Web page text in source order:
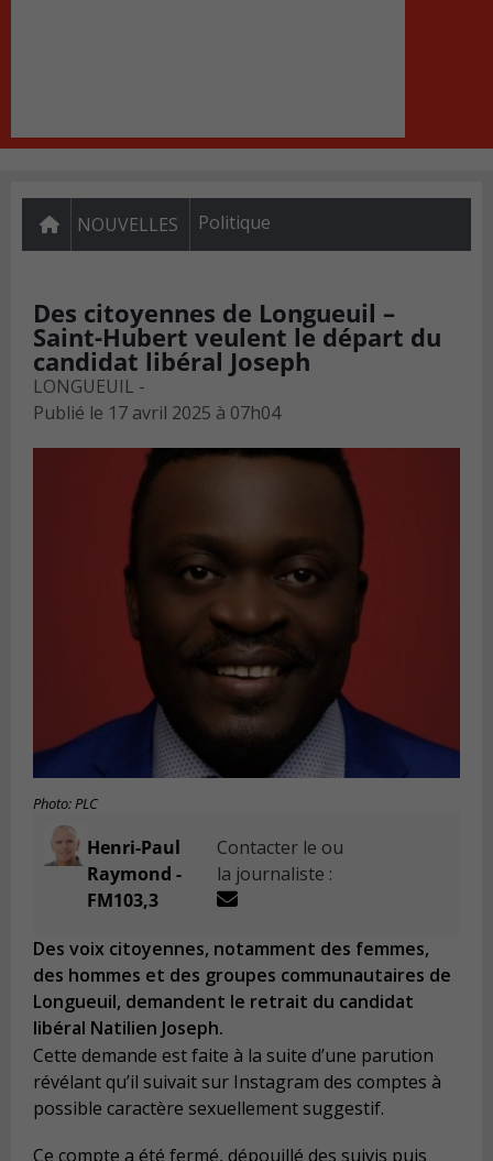
NOUVELLES Politique
Des citoyennes de Longueuil –
Saint-Hubert veulent le départ du
candidat libéral Joseph
LONGUEUIL -
Publié le 17 avril 2025 à 07h04
Photo: PLC
Henri-Paul
Raymond -
FM103,3
Contacter le ou
la journaliste :
Des voix citoyennes, notamment des femmes,
des hommes et des groupes communautaires de
Longueuil, demandent le retrait du candidat
libéral Natilien Joseph.
Cette demande est faite à la suite d’une parution
révélant qu’il suivait sur Instagram des comptes à
possible caractère sexuellement suggestif.
Ce compte a été fermé, dépouillé des suivis puis